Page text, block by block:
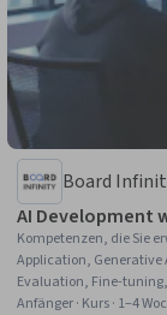
Board
AI Development
Kompetenzen, die Sie
Application, Generative
Evaluation, Fine-
Anfänger · Kurs · 1–4